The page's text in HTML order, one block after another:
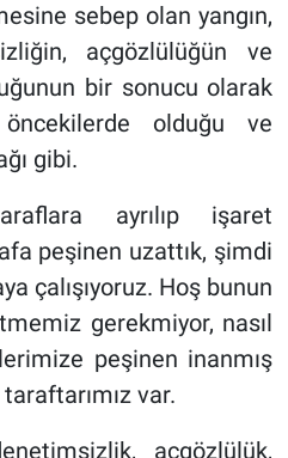
sebep olan yangın,
açgözlülüğün ve
bir sonucu olarak
olduğu ve
gibi.
ayrılıp işaret
peşinen uzattık, şimdi
çalışıyoruz. Hoş bunun
gerekmiyor, nasıl
peşinen inanmış
var.
açgözlülük,